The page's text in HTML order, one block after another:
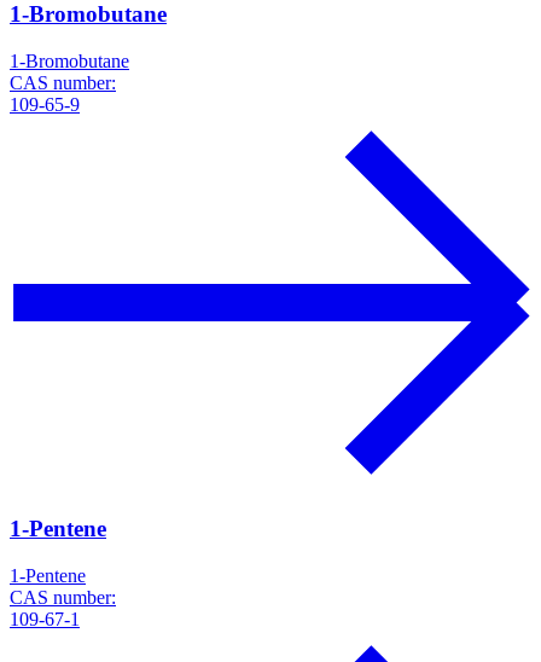
1-Bromobutane
1-Bromobutane
CAS number:
109-65-9
1-Pentene
1-Pentene
CAS number:
109-67-1